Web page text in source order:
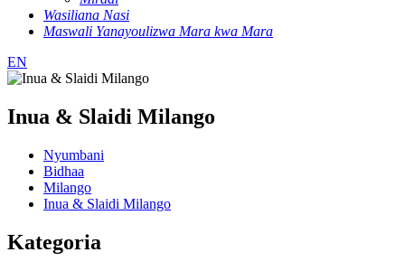
Wasiliana Nasi
Maswali Yanayoulizwa Mara kwa Mara
EN
Inua & Slaidi Milango
Nyumbani
Bidhaa
Milango
Inua & Slaidi Milango
Kategoria